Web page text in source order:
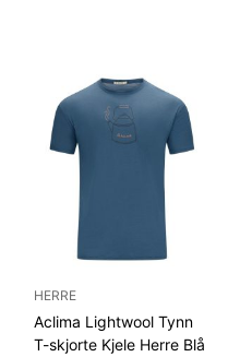
HERRE
Aclima Lightwool Tynn
T-skjorte Kjele Herre Blå